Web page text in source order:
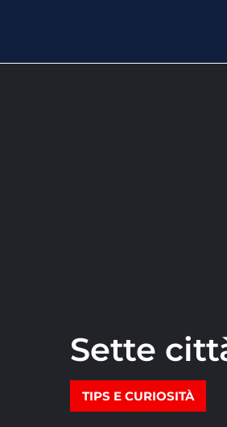
Sette
TIPS E CURIOSITÀ